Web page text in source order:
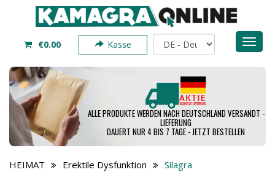
€0.00 Kasse
ALLE PRODUKTE WERDEN NACH DEUTSCHLAND VERSANDT -
LIEFERUNG
DAUERT NUR 4 BIS 7 TAGE - JETZT BESTELLEN
HEIMAT Erektile Dysfunktion Silagra